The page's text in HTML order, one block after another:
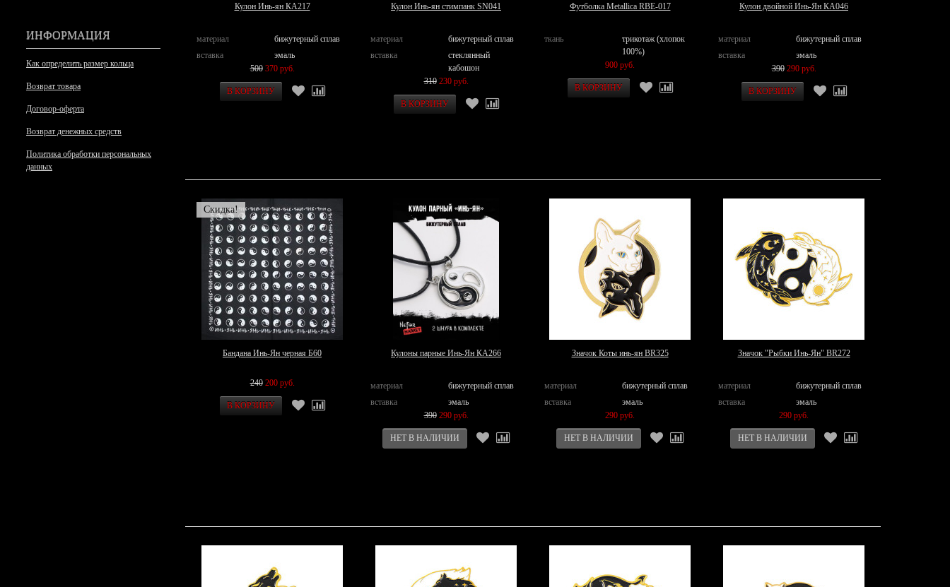
ИНФОРМАЦИЯ
Как определить размер кольца
Возврат товара
Договор-оферта
Возврат денежных средств
Политика обработки персональных
данных
Кулон Инь-ян КА217
материал
бижутерный сплав
вставка
эмаль
500 370 руб.
Кулон Инь-ян стимпанк SN041
материал
бижутерный сплав
вставка
стеклянный
кабошон
310 230 руб.
Футболка Metallica RBE-017
ткань
трикотаж (хлопок
100%)
900 руб.
Кулон двойной Инь-Ян КА046
материал
бижутерный сплав
вставка
эмаль
390 290 руб.
Скидка!
Бандана Инь-Ян черная Б60
240 200 руб.
Кулоны парные Инь-Ян КА266
материал
бижутерный сплав
вставка
эмаль
390 290 руб.
Значок Коты инь-ян BR325
материал
бижутерный сплав
вставка
эмаль
290 руб.
Значок "Рыбки Инь-Ян" BR272
материал
бижутерный сплав
вставка
эмаль
290 руб.